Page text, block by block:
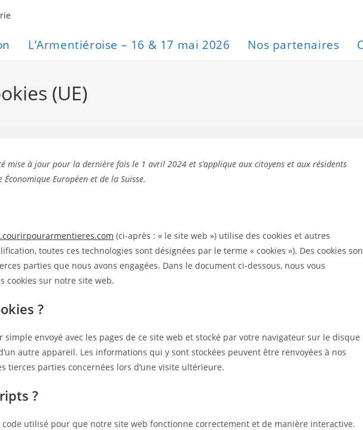
L’Armentiéroise – 16 & 17 mai 2026 Nos partenaires
(UE)
mise à jour pour la dernière fois le 1 avril 2024 et s’applique aux citoyens et aux résidents
Économique Européen et de la Suisse.
(ci-après : « le site web ») utilise des cookies et autres
toutes ces technologies sont désignées par le terme « cookies »). Des cookies
parties que nous avons engagées. Dans le document ci-dessous, nous vous
cookies sur notre site web.
?
envoyé avec les pages de ce site web et stocké par votre navigateur sur le disque
autre appareil. Les informations qui y sont stockées peuvent être renvoyées à nos
tierces parties concernées lors d’une visite ultérieure.
?
utilisé pour que notre site web fonctionne correctement et de manière interactive.